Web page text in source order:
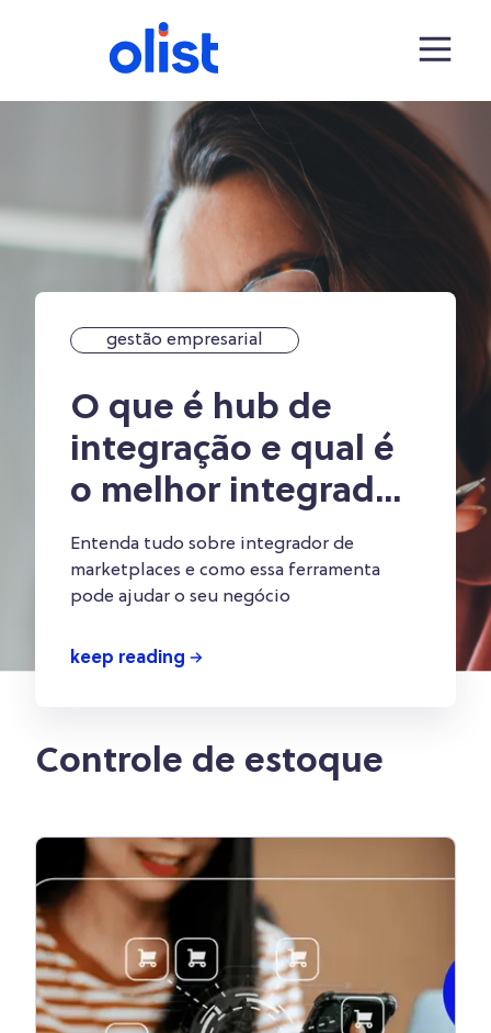
gestão empresarial
O que é hub de
integração e qual é
o melhor integrador
para o seu negócio?
Entenda tudo sobre integrador de
marketplaces e como essa ferramenta
pode ajudar o seu negócio
keep reading
Controle de estoque